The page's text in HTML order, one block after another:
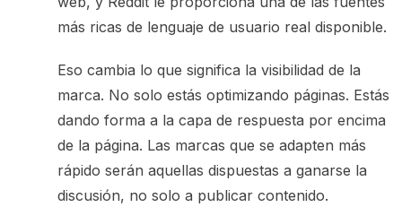
más ricas de lenguaje de usuario real disponible.
Eso cambia lo que significa la visibilidad de la
marca. No solo estás optimizando páginas. Estás
dando forma a la capa de respuesta por encima
de la página. Las marcas que se adapten más
rápido serán aquellas dispuestas a ganarse la
discusión, no solo a publicar contenido.